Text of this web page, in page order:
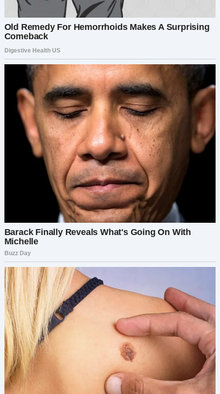
книжную полку любимыми романами. Я обожаю
читать!»
«Звучит замечательно. У тебя много
захватывающих планов!» — улыбнулся он. «А
как насчет тебя?» — спросила я, с
любопытством желая услышать о его планах на
будущее. «Я хочу развивать свой фриланс-
бизнес», — сказал Дима. «Может быть, однажды
открою свою студию. Я тоже люблю
путешествовать, так что хотел бы посетить
больше стран. И, веришь или нет, я тоже
подумывал завести домашнее животное.
Собаку, наверное».
Мы посмеялись над этим совпадением, и было
приятно найти общие интересы! «Итак, как ты
относишься к браку и семье?» — спросил Дима,
попивая вино. И вот здесь все пошло ужасно не
так.
«Честно говоря, я бы хотела найти партнера, с
которым можно разделить свою жизнь», —
сказала я ему, — «кого-то, кто понимает и
поддерживает меня. Но брак для меня не
является необходимостью. Если это
произойдет — отлично, но если нет — тоже
нормально. Что касается детей, я не вижу себя
с ними. Пока что. Я довольна своей карьерой и
личными целями». Дима наклонился вперед,
выглядя серьезным. «А что, если ты найдешь
идеального парня? Как скоро ты бы вышла за